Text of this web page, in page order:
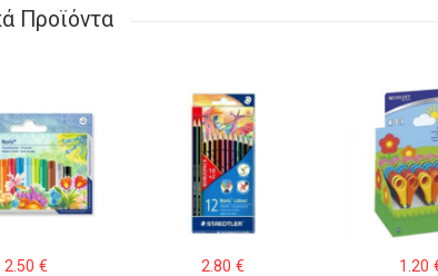
Προϊόντα
2.50 € 2.80€ 1.20